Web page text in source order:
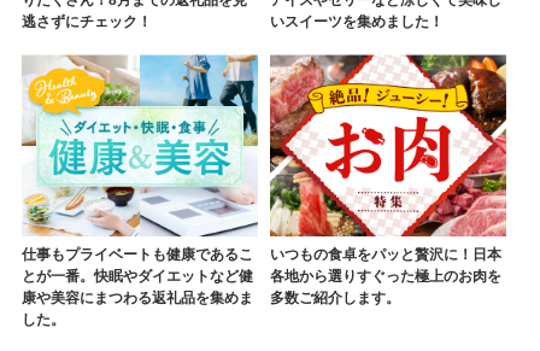
逃さずにチェック！
いスイーツを集めました！
仕事もプライベートも健康であるこ
とが一番。快眠やダイエットなど健
康や美容にまつわる返礼品を集めま
した。
いつもの食卓をパッと贅沢に！日本
各地から選りすぐった極上のお肉を
多数ご紹介します。